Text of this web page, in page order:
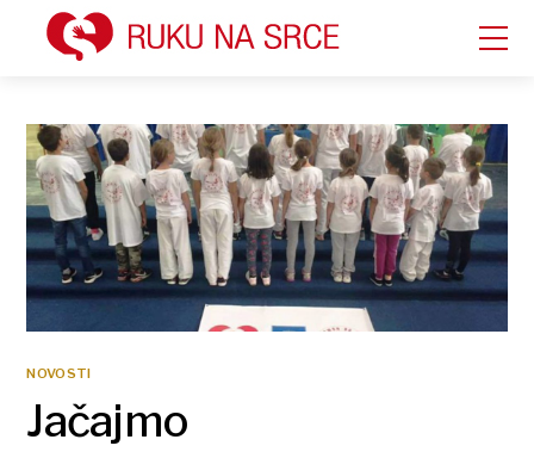
NOVOSTI
Jačajmo